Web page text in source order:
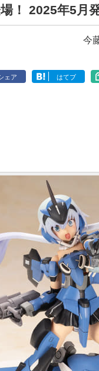
！ 2025年5月
今
ェア はてブ